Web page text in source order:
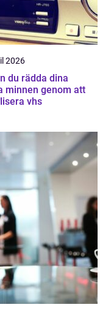
2026
du rädda dina
minnen genom att
vhs